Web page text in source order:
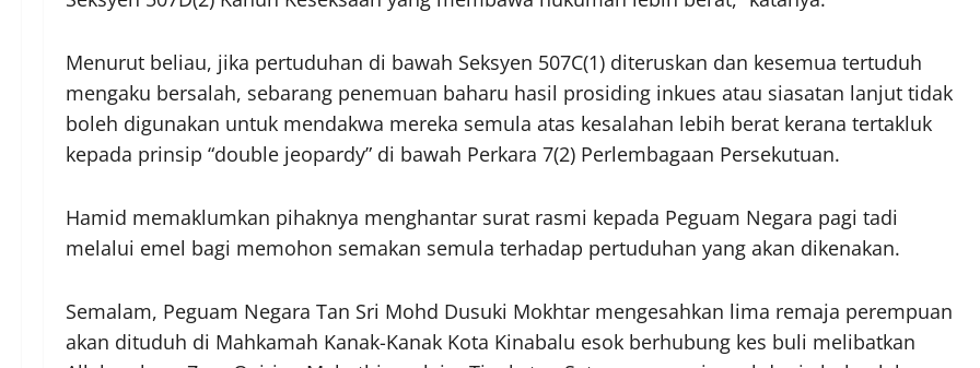
Menurut beliau, jika pertuduhan di bawah Seksyen 507C(1) diteruskan dan kesemua tertuduh
mengaku bersalah, sebarang penemuan baharu hasil prosiding inkues atau siasatan lanjut tidak
boleh digunakan untuk mendakwa mereka semula atas kesalahan lebih berat kerana tertakluk
kepada prinsip “double jeopardy” di bawah Perkara 7(2) Perlembagaan Persekutuan.
Hamid memaklumkan pihaknya menghantar surat rasmi kepada Peguam Negara pagi tadi
melalui emel bagi memohon semakan semula terhadap pertuduhan yang akan dikenakan.
Semalam, Peguam Negara Tan Sri Mohd Dusuki Mokhtar mengesahkan lima remaja perempuan
akan dituduh di Mahkamah Kanak-Kanak Kota Kinabalu esok berhubung kes buli melibatkan